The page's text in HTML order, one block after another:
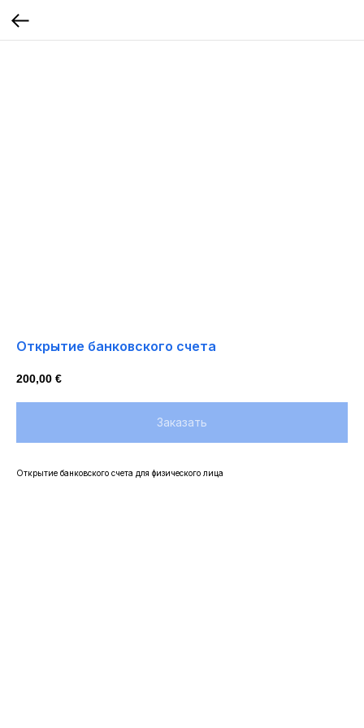
Открытие банковского счета
200,00 €
Заказать
Открытие банковского счета для физического лица